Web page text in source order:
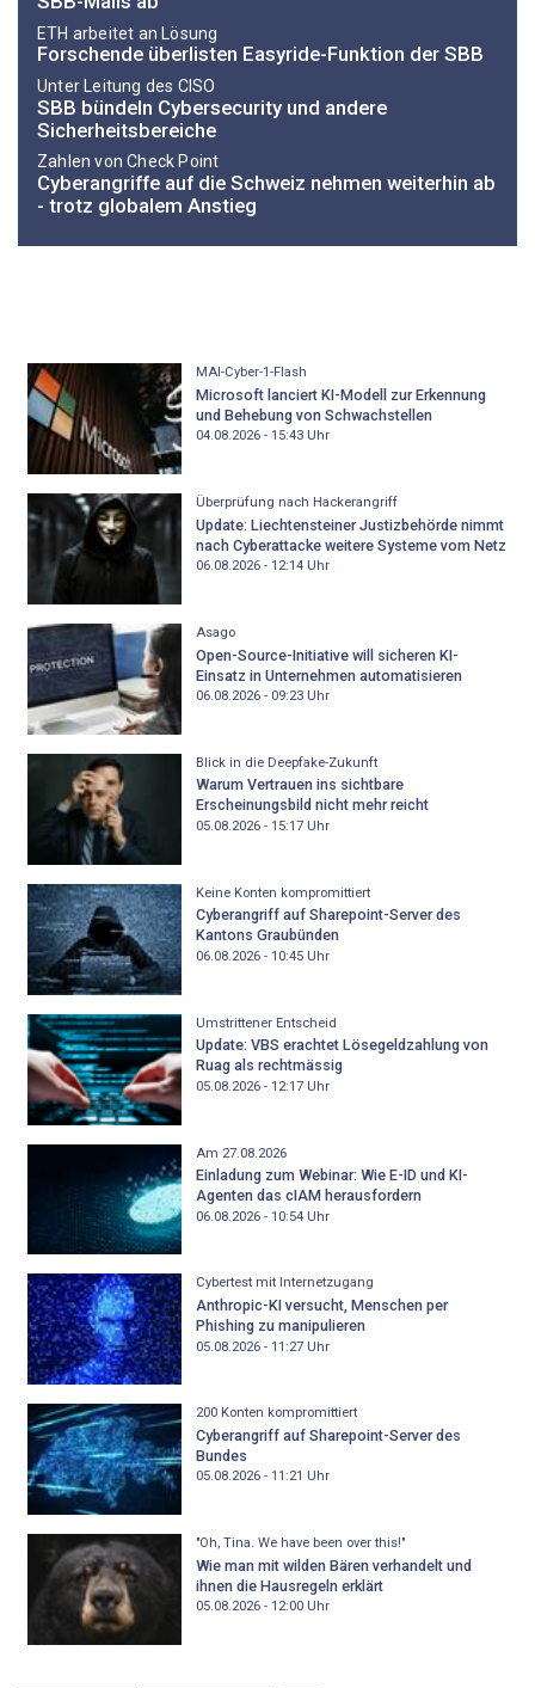
ETH arbeitet an Lösung
Forschende überlisten Easyride-Funktion der SBB
Unter Leitung des CISO
SBB bündeln Cybersecurity und andere
Sicherheitsbereiche
Zahlen von Check Point
Cyberangriffe auf die Schweiz nehmen weiterhin ab
- trotz globalem Anstieg
MAI-Cyber-1-Flash
Microsoft lanciert KI-Modell zur Erkennung
und Behebung von Schwachstellen
04.08.2026 - 15:43Uhr
Überprüfung nach Hackerangriff
Update: Liechtensteiner Justizbehörde nimmt
nach Cyberattacke weitere Systeme vom Netz
06.08.2026 - 12:14Uhr
Asago
Open-Source-Initiative will sicheren KI-
Einsatz in Unternehmen automatisieren
06.08.2026 - 09:23Uhr
Blick in die Deepfake-Zukunft
Warum Vertrauen ins sichtbare
Erscheinungsbild nicht mehr reicht
05.08.2026 - 15:17Uhr
Keine Konten kompromittiert
Cyberangriff auf Sharepoint-Server des
Kantons Graubünden
06.08.2026 - 10:45Uhr
Umstrittener Entscheid
Update: VBS erachtet Lösegeldzahlung von
Ruag als rechtmässig
05.08.2026 - 12:17Uhr
Am 27.08.2026
Einladung zum Webinar: Wie E-ID und KI-
Agenten das cIAM herausfordern
06.08.2026 - 10:54Uhr
Cybertest mit Internetzugang
Anthropic-KI versucht, Menschen per
Phishing zu manipulieren
05.08.2026 - 11:27Uhr
200 Konten kompromittiert
Cyberangriff auf Sharepoint-Server des
Bundes
05.08.2026 - 11:21 Uhr
"Oh, Tina. We have been over this!"
Wie man mit wilden Bären verhandelt und
ihnen die Hausregeln erklärt
05.08.2026 - 12:00Uhr